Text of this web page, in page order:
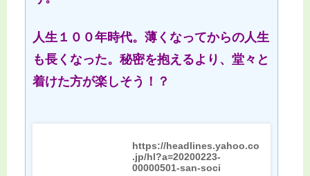
人生１００年時代。薄くなってからの人生
も長くなった。秘密を抱えるより、堂々と
着けた方が楽しそう！？
https://headlines.yahoo.co
.jp/hl?a=20200223-
00000501-san-soci